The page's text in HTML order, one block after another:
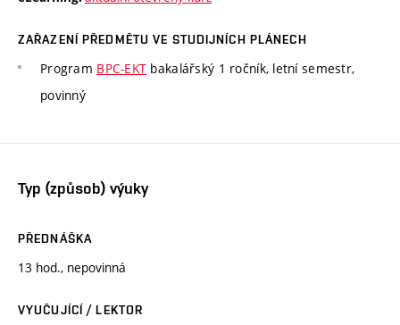
ZAŘAZENÍ PŘEDMĚTU VE STUDIJNÍCH PLÁNECH
Program BPC-EKT bakalářský 1 ročník, letní semestr,
povinný
Typ (způsob) výuky
PŘEDNÁŠKA
13 hod., nepovinná
VYUČUJÍCÍ / LEKTOR